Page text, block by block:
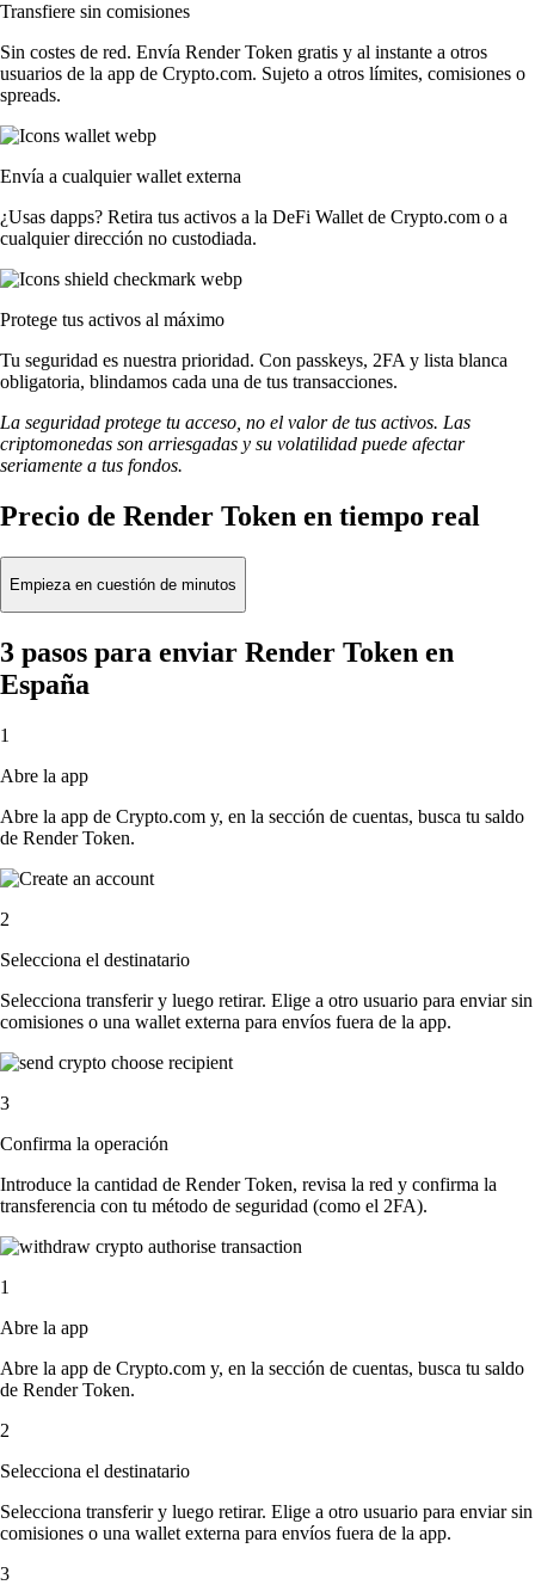
Transfiere sin comisiones
Sin costes de red. Envía Render Token gratis y al instante a otros
usuarios de la app de Crypto.com. Sujeto a otros límites, comisiones o
spreads.
Envía a cualquier wallet externa
¿Usas dapps? Retira tus activos a la DeFi Wallet de Crypto.com o a
cualquier dirección no custodiada.
Protege tus activos al máximo
Tu seguridad es nuestra prioridad. Con passkeys, 2FA y lista blanca
obligatoria, blindamos cada una de tus transacciones.
La seguridad protege tu acceso, no el valor de tus activos. Las
criptomonedas son arriesgadas y su volatilidad puede afectar
seriamente a tus fondos.
Precio de Render Token en tiempo real
Empieza en cuestión de minutos
3 pasos para enviar Render Token en
España
1
Abre la app
Abre la app de Crypto.com y, en la sección de cuentas, busca tu saldo
de Render Token.
2
Selecciona el destinatario
Selecciona transferir y luego retirar. Elige a otro usuario para enviar sin
comisiones o una wallet externa para envíos fuera de la app.
3
Confirma la operación
Introduce la cantidad de Render Token, revisa la red y confirma la
transferencia con tu método de seguridad (como el 2FA).
1
Abre la app
Abre la app de Crypto.com y, en la sección de cuentas, busca tu saldo
de Render Token.
2
Selecciona el destinatario
Selecciona transferir y luego retirar. Elige a otro usuario para enviar sin
comisiones o una wallet externa para envíos fuera de la app.
3